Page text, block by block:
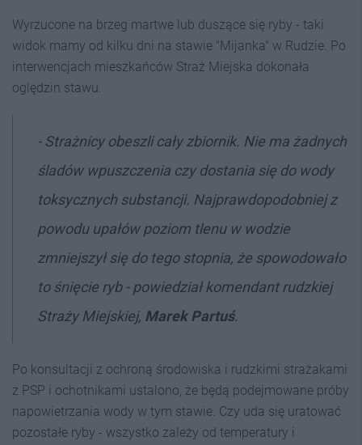
Wyrzucone na brzeg martwe lub duszące się ryby - taki
widok mamy od kilku dni na stawie "Mijanka" w Rudzie. Po
interwencjach mieszkańców Straż Miejska dokonała
oględzin stawu.
- Strażnicy obeszli cały zbiornik. Nie ma żadnych
śladów wpuszczenia czy dostania się do wody
toksycznych substancji. Najprawdopodobniej z
powodu upałów poziom tlenu w wodzie
zmniejszył się do tego stopnia, że spowodowało
to śnięcie ryb - powiedział komendant rudzkiej
Straży Miejskiej, Marek Partuś.
Po konsultacji z ochroną środowiska i rudzkimi strażakami
z PSP i ochotnikami ustalono, że będą podejmowane próby
napowietrzania wody w tym stawie. Czy uda się uratować
pozostałe ryby - wszystko zależy od temperatury i